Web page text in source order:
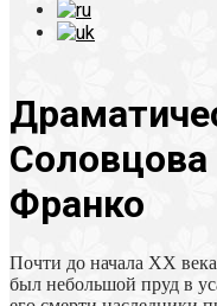
Франко
Почти до начала ХХ
был небольшой пруд в